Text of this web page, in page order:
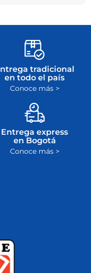
tradicional
en todo el país
Conoce más >
Entrega express
en Bogotá
Conoce más >